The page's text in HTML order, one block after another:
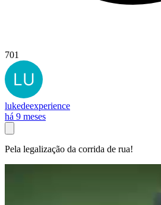
701
lukedeexperience
há 9 meses
Pela legalização da corrida de rua!